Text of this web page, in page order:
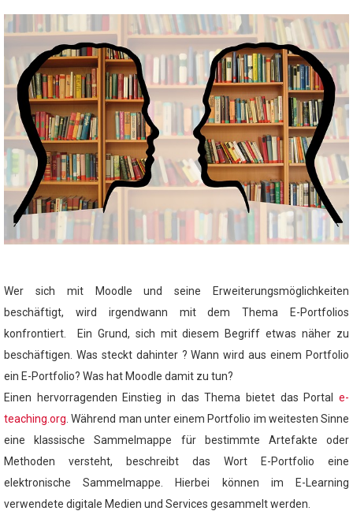
Wer sich mit Moodle und seine Erweiterungsmöglichkeiten
beschäftigt, wird irgendwann mit dem Thema E-Portfolios
konfrontiert. Ein Grund, sich mit diesem Begriff etwas näher zu
beschäftigen. Was steckt dahinter ? Wann wird aus einem Portfolio
ein E-Portfolio? Was hat Moodle damit zu tun?
Einen hervorragenden Einstieg in das Thema bietet das Portal e-
teaching.org . Während man unter einem Portfolio im weitesten Sinne
eine klassische Sammelmappe für bestimmte Artefakte oder
Methoden versteht, beschreibt das Wort E-Portfolio eine
elektronische Sammelmappe. Hierbei können im E-Learning
verwendete digitale Medien und Services gesammelt werden.